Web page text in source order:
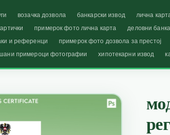
возачка дозвола банкарски извод лична
примерок фото лична карта деловни
и референци примерок фото дозвола за престој
примероци фотографии хипотекарни извод